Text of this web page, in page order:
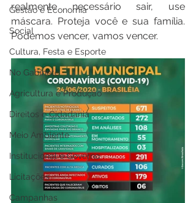
Gestão e Economia
Social
Cultura, Festa e Esporte
No Gabinete
Agricultura e Produção
Direitos e Cidadania
Meio Ambiente
Institucional e Governo
Licitações
Campanhas
realmente necessário sair, use
máscara. Proteja você e sua família.
Podemos vencer, vamos vencer.